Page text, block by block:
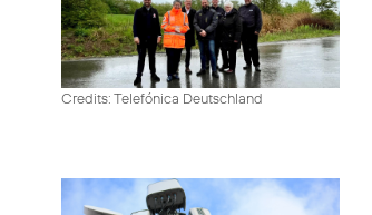
Credits: Telefónica Deutschland